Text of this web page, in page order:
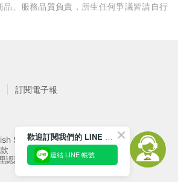
品、服務品質負責，所生任何爭議皆請自行
訂閱電子報
Service
信義居家廠商募集
隱私權政策
證
歡迎訂閱我們的 LINE 官方帳號
連結 LINE 帳號